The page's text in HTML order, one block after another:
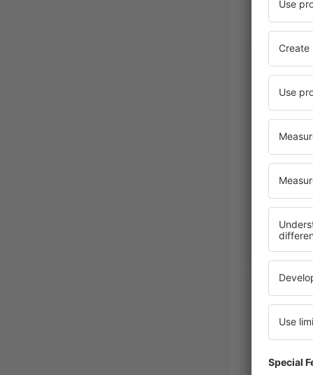
Zuzanna
Polska,
November
Edward
Június 2024